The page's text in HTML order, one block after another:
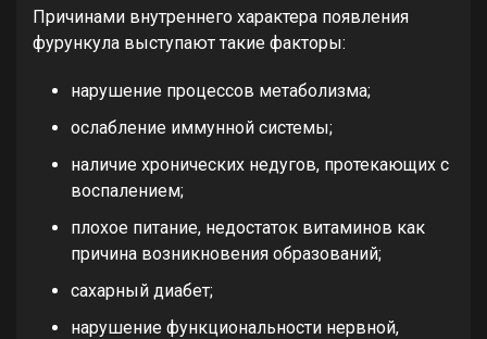
Причинами внутреннего характера появления
фурункула выступают такие факторы:
нарушение процессов метаболизма;
ослабление иммунной системы;
наличие хронических недугов, протекающих с
воспалением;
плохое питание, недостаток витаминов как
причина возникновения образований;
сахарный диабет;
нарушение функциональности нервной,